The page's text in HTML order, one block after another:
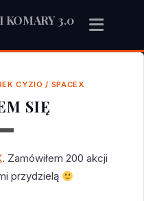
KOMARY 3.0
CYZIO / SPACEX
SIĘ
. Zamówiłem 200 akcji
przydzielą